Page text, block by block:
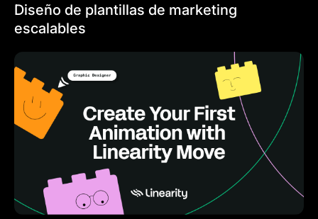
Diseño de plantillas de marketing
escalables